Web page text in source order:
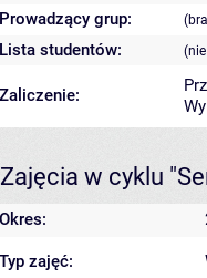
Prowadzący grup:
Lista studentów:
Zaliczenie:
Zajęcia w cyklu
Okres:
Typ zajęć: